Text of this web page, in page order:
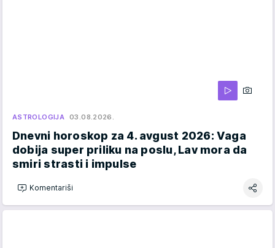
ASTROLOGIJA 03.08.2026.
Dnevni horoskop za 4. avgust 2026: Vaga
dobija super priliku na poslu, Lav mora da
smiri strasti i impulse
Komentariši